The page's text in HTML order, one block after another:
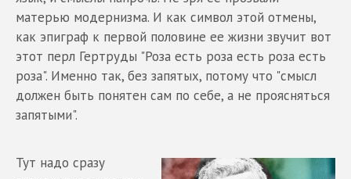
матерью модернизма. И как символ этой отмены,
как эпиграф к первой половине ее жизни звучит вот
этот перл Гертруды "Роза есть роза есть роза есть
роза". Именно так, без запятых, потому что "смысл
должен быть понятен сам по себе, а не проясняться
запятыми".
Тут надо сразу